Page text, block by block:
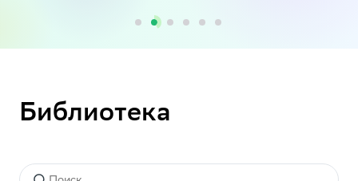
Библиотека